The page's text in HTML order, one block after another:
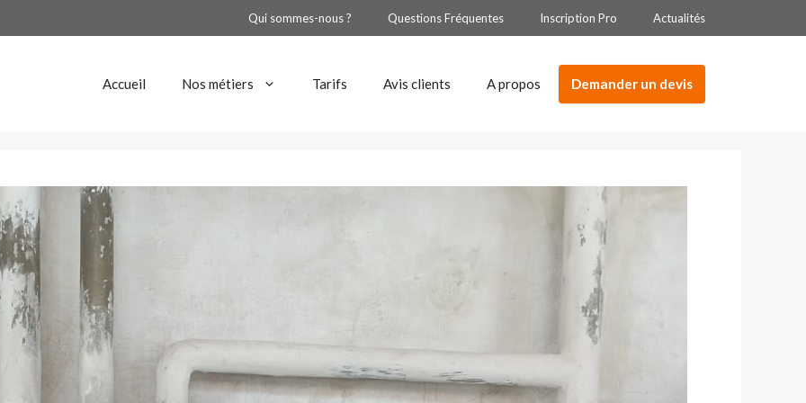
Qui sommes-nous ? Questions Fréquentes Inscription Pro Actualités
Accueil Nos métiers Tarifs Avis clients A propos Demander un devis